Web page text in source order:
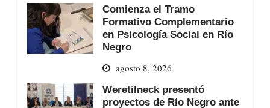
Comienza el Tramo
Formativo Complementario
en Psicología Social en Río
Negro
agosto 8, 2026
Weretilneck presentó
proyectos de Río Negro ante